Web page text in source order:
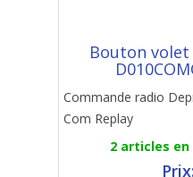
Bouton
Commande radio
Com Replay
2 articles